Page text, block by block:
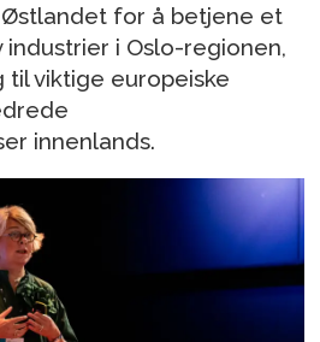
Østlandet for å betjene et
i Oslo-regionen,
til viktige europeiske
innenlands.